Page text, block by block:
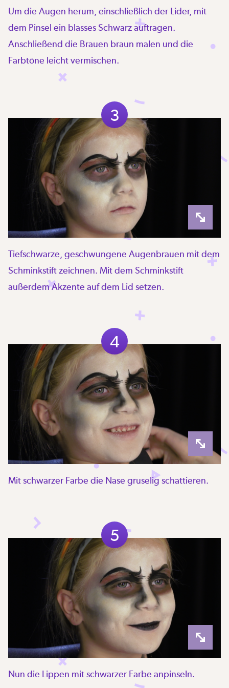
Um die Augen herum, einschließlich der Lider, mit
dem Pinsel ein blasses Schwarz auftragen.
Anschließend die Brauen braun malen und die
Farbtöne leicht vermischen.
3
Tiefschwarze, geschwungene Augenbrauen mit dem
Schminkstift zeichnen. Mit dem Schminkstift
außerdem Akzente auf dem Lid setzen.
4
Mit schwarzer Farbe die Nase gruselig schattieren.
5
Nun die Lippen mit schwarzer Farbe anpinseln.